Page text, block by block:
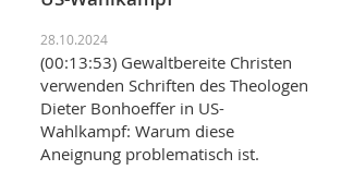
28.10.2024
(00:13:53) Gewaltbereite Christen
verwenden Schriften des Theologen
Dieter Bonhoeffer in US-
Wahlkampf: Warum diese
Aneignung problematisch ist.